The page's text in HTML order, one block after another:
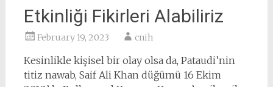
Etkinliği Fikirleri Alabiliriz
February 19, 2023 cnih
Kesinlikle kişisel bir olay olsa da, Pataudi’nin
titiz nawab, Saif Ali Khan düğümü 16 Ekim